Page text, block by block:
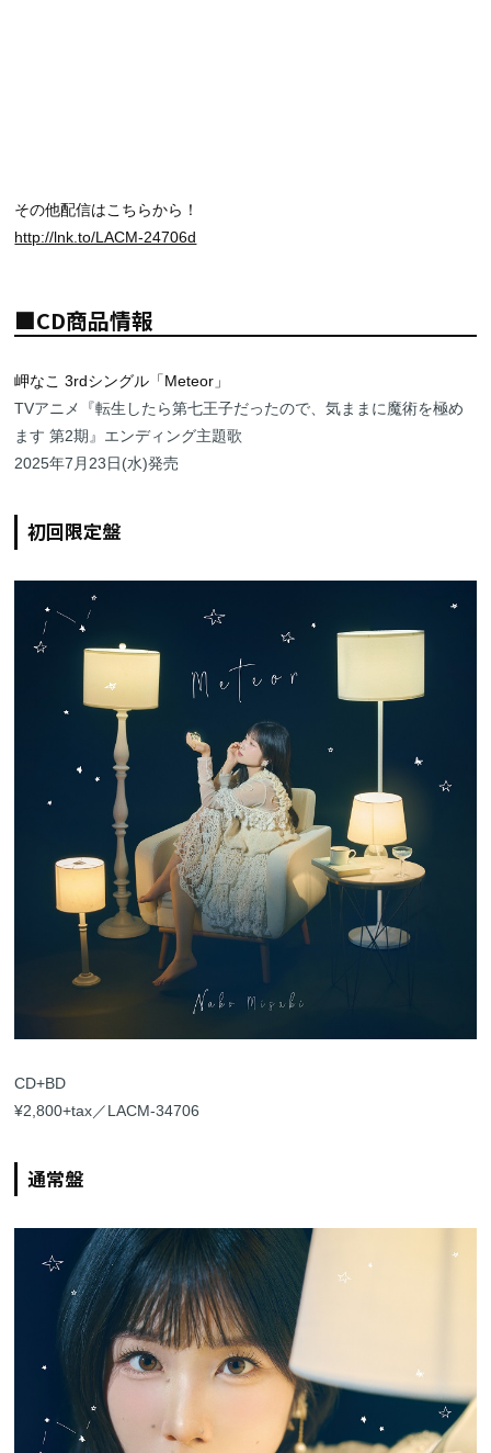
その他配信はこちらから！
http://lnk.to/LACM-24706d
■CD商品情報
岬なこ 3rdシングル「Meteor」
TVアニメ『転生したら第七王子だったので、気ままに魔術を極め
ます 第2期』エンディング主題歌
2025年7月23日(水)発売
初回限定盤
CD+BD
¥2,800+tax／LACM-34706
通常盤